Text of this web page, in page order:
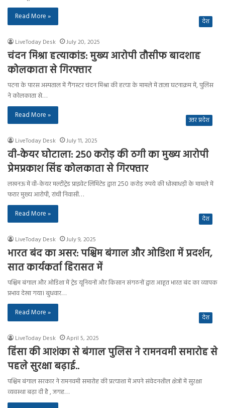
Read More »
देश
LiveToday Desk July 20, 2025
चंदन मिश्रा हत्याकांड: मुख्य आरोपी तौसीफ बादशाह
कोलकाता से गिरफ्तार
पटना के पारस अस्पताल में गैंगस्टर चंदन मिश्रा की हत्या के मामले में ताज़ा घटनाक्रम में, पुलिस
ने कोलकाता से…
Read More »
उत्तर प्रदेश
LiveToday Desk July 11, 2025
वी-केयर घोटाला: 250 करोड़ की ठगी का मुख्य आरोपी
प्रेमप्रकाश सिंह कोलकाता से गिरफ्तार
लखनऊ में वी-केयर मल्टीट्रेड प्राइवेट लिमिटेड द्वारा 250 करोड़ रुपये की धोखाधड़ी के मामले में
फरार मुख्य आरोपी, रांची निवासी…
Read More »
देश
LiveToday Desk July 9, 2025
भारत बंद का असर: पश्चिम बंगाल और ओडिशा में प्रदर्शन,
सात कार्यकर्ता हिरासत में
पश्चिम बंगाल और ओडिशा में ट्रेड यूनियनों और किसान संगठनों द्वारा आहूत भारत बंद का व्यापक
प्रभाव देखा गया। बुधवार…
Read More »
देश
LiveToday Desk April 5, 2025
हिंसा की आशंका से बंगाल पुलिस ने रामनवमी समारोह से
पहले सुरक्षा बढ़ाई..
पश्चिम बंगाल सरकार ने रामनवमी समारोह की प्रत्याशा में अपने संवेदनशील क्षेत्रों में सुरक्षा
व्यवस्था बढ़ा दी है , जगह…